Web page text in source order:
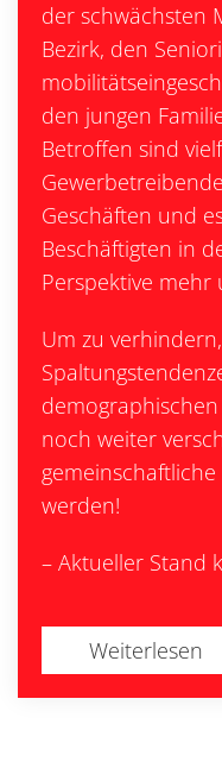
der schwächsten
Bezirk, den
den jungen
Betroffen sind
Geschäften und
Beschäftigten in
Perspektive
Um zu
noch weiter
werden!
– Aktueller Stand
Weiterlesen